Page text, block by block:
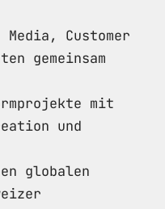
Customer
gemeinsam
mit
und
globalen